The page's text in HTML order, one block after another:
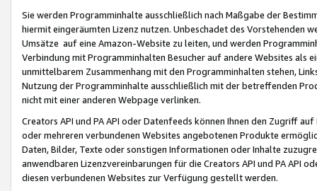
Sie werden Programminhalte ausschließlich nach Maßgabe der
hiermit eingeräumten Lizenz nutzen. Unbeschadet des Vorstehenden
Umsätze auf eine Amazon-Website zu leiten, und werden
Verbindung mit Programminhalten Besucher auf andere Websites als
unmittelbarem Zusammenhang mit den Programminhalten stehen,
Nutzung der Programminhalte ausschließlich mit der betreffenden
nicht mit einer anderen Webpage verlinken.
Creators API und PA API oder Datenfeeds können Ihnen den Zugriff
oder mehreren verbundenen Websites angebotenen Produkte
Daten, Bilder, Texte oder sonstigen Informationen oder Inhalte
anwendbaren Lizenzvereinbarungen für die Creators API und PA API
diesen verbundenen Websites zur Verfügung gestellt werden.